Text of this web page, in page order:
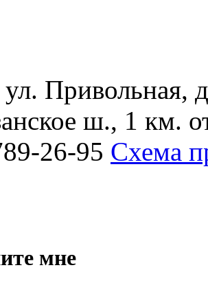
Привольная,
ш., 1 км.
26-95 Схема
мне